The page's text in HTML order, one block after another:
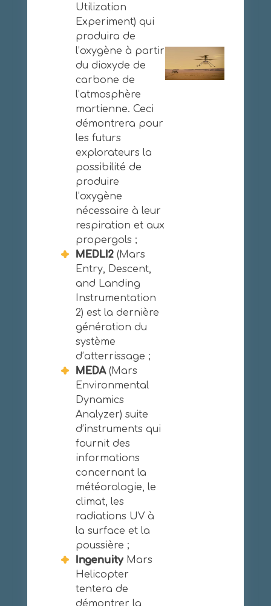
Utilization
Experiment) qui
produira de
l’oxygène à partir
du dioxyde de
carbone de
l’atmosphère
martienne. Ceci
démontrera pour
les futurs
explorateurs la
possibilité de
produire
l’oxygène
nécessaire à leur
respiration et aux
propergols ;
MEDLI2(Mars
Entry, Descent,
and Landing
Instrumentation
2) est la dernière
génération du
système
d’atterrissage ;
MEDA(Mars
Environmental
Dynamics
Analyzer) suite
d’instruments qui
fournit des
informations
concernant la
météorologie, le
climat, les
radiations UV à
la surface et la
poussière ;
IngenuityMars
Helicopter
tentera de
démontrer la